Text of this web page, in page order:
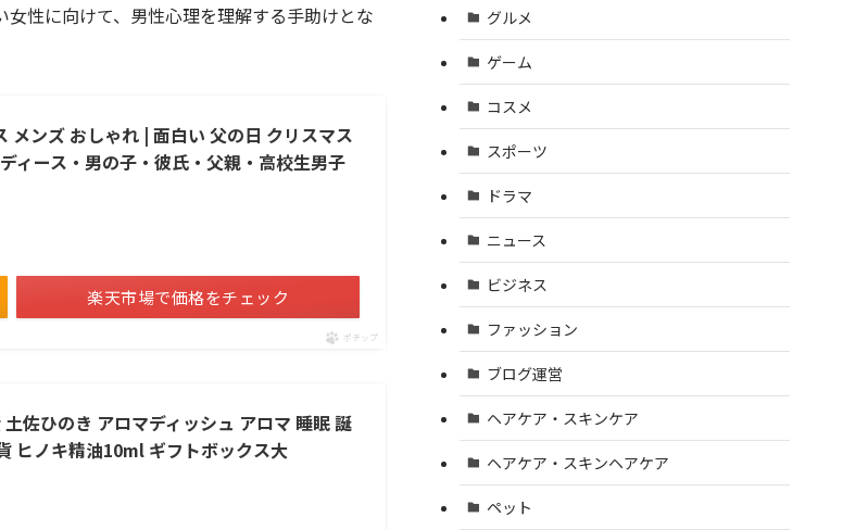
性に向けて、男性心理を理解する手助けとな
メンズ おしゃれ | 面白い 父の日 クリスマス
ィース・男の子・彼氏・父親・高校生男子
楽天市場で価格をチェック
ポチップ
佐ひのき アロマディッシュ アロマ 睡眠 誕
ヒノキ精油10ml ギフトボックス大
グルメ
ゲーム
コスメ
スポーツ
ドラマ
ニュース
ビジネス
ファッション
ブログ運営
ヘアケア・スキンケア
ヘアケア・スキンヘアケア
ペット